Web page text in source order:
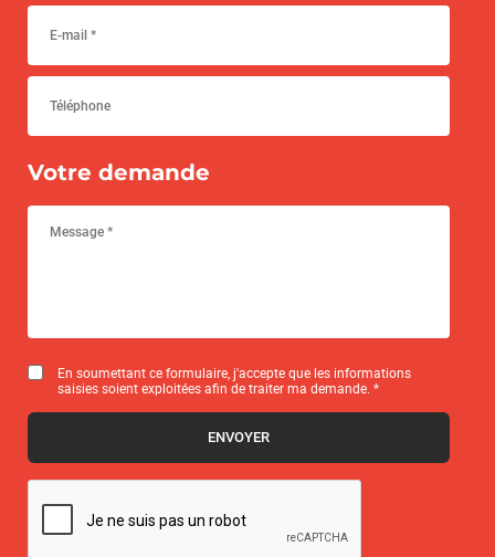
Votre demande
En soumettant ce formulaire, j'accepte que les informations
saisies soient exploitées afin de traiter ma demande. *
ENVOYER